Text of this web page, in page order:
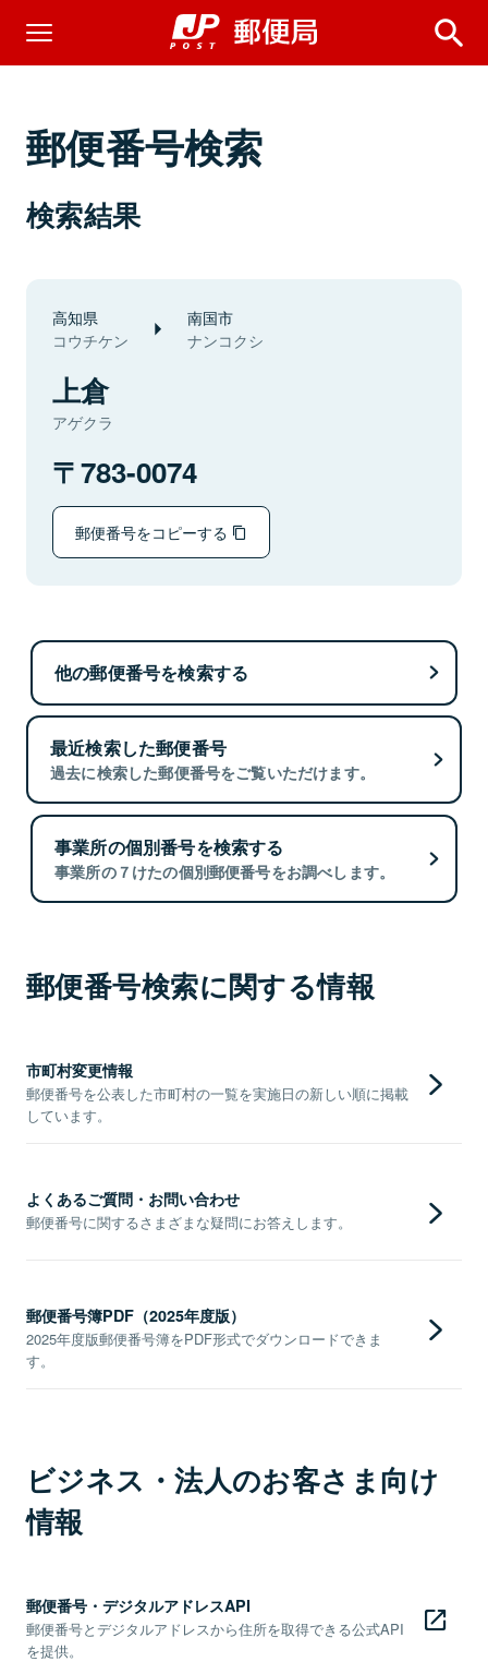
郵便番号検索
検索結果
高知県
コウチケン
南国市
ナンコクシ
上倉
アゲクラ
783-0074
郵便番号をコピーする
他の郵便番号を検索する
最近検索した郵便番号
過去に検索した郵便番号をご覧いただけます。
事業所の個別番号を検索する
事業所の７けたの個別郵便番号をお調べします。
郵便番号検索に関する情報
市町村変更情報
郵便番号を公表した市町村の一覧を実施日の新しい順に掲載
しています。
よくあるご質問・お問い合わせ
郵便番号に関するさまざまな疑問にお答えします。
郵便番号簿PDF（2025年度版）
2025年度版郵便番号簿をPDF形式でダウンロードできま
す。
ビジネス・法人のお客さま向け
情報
郵便番号・デジタルアドレスAPI
郵便番号とデジタルアドレスから住所を取得できる公式API
を提供。